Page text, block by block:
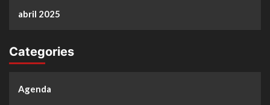
abril 2025
Categories
Agenda